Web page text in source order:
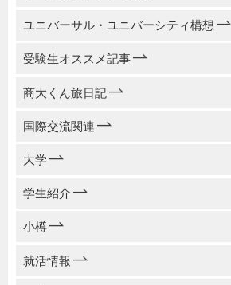
ユニバーサル・ユニバーシティ構想
受験生オススメ記事
商大くん旅日記
国際交流関連
大学
学生紹介
小樽
就活情報